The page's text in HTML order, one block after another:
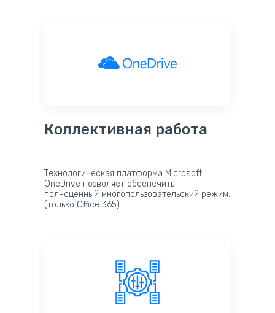
Коллективная работа
Технологическая платформа Microsoft
OneDrive позволяет обеспечить
полноценный многопользовательский режим.
(только Office 365)